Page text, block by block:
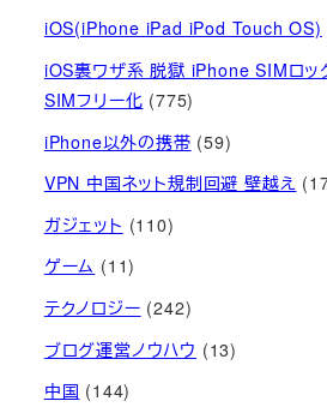
iOS(iPhone iPad iPod Touch OS)
iOS裏ワザ系 脱獄 iPhone SIMロッ
SIMフリー化 (775)
iPhone以外の携帯 (59)
VPN 中国ネット規制回避 壁越え
ガジェット (110)
ゲーム (11)
テクノロジー (242)
ブログ運営ノウハウ (13)
中国 (144)